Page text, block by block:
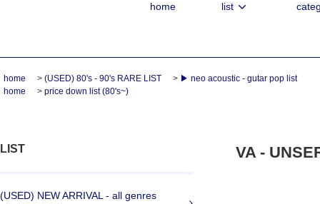
home list
home > (USED) 80's - 90's RARE LIST > ▶ neo acoustic - gutar pop list
home
> price down list (80's~)
LIST
(USED) NEW ARRIVAL - all genres
VA -